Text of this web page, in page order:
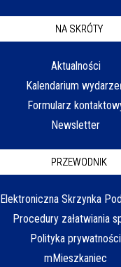
NA SKRÓTY
Aktualności
Kalendarium
Formularz
Newsletter
PRZEWODNIK
Elektroniczna Skrzynka
Procedury załatwiania
Polityka prywatności
mMieszkaniec